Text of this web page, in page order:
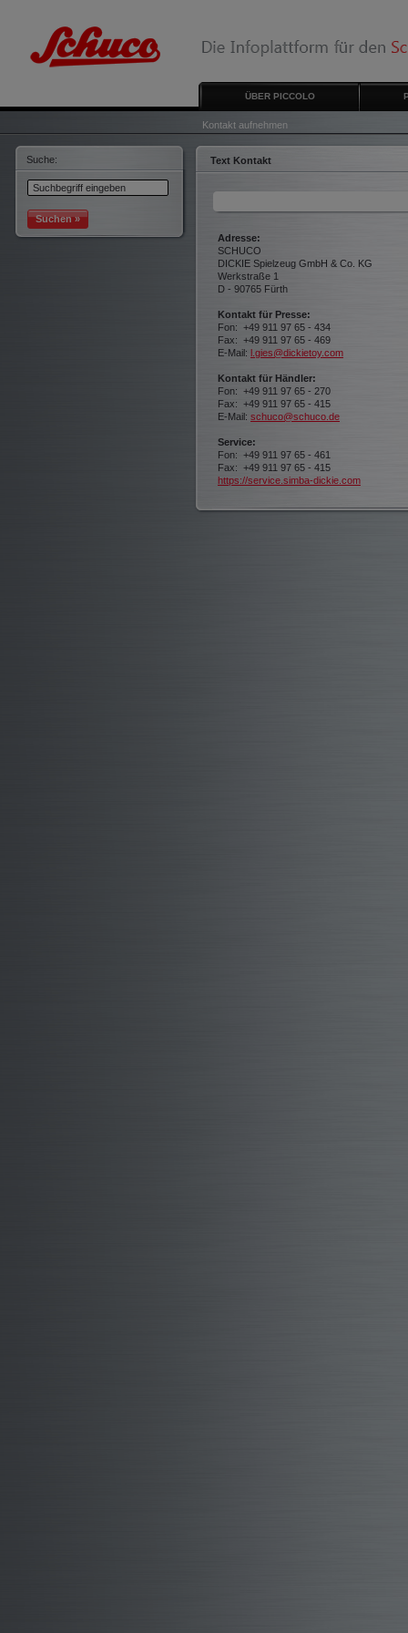
ÜBER PICCOLO
Kontakt aufnehmen
Suche:
Suchen »
Text Kontakt
Adresse:
SCHUCO
DICKIE Spielzeug GmbH & Co. KG
Werkstraße 1
D - 90765 Fürth
Kontakt für Presse:
Fon: +49 911 97 65 - 434
Fax: +49 911 97 65 - 469
E-Mail: l.gies@dickietoy.com
Kontakt für Händler:
Fon: +49 911 97 65 - 270
Fax: +49 911 97 65 - 415
E-Mail: schuco@schuco.de
Service:
Fon: +49 911 97 65 - 461
Fax: +49 911 97 65 - 415
https://service.simba-dickie.com